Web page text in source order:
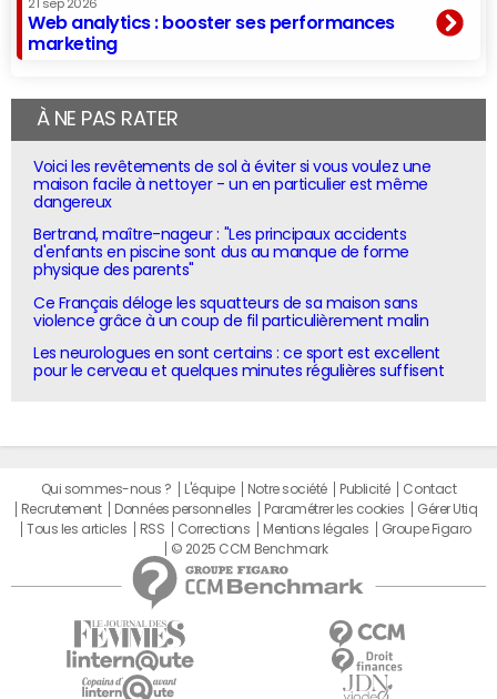
21 sep 2026
Web analytics : booster ses performances
marketing
À NE PAS RATER
Voici les revêtements de sol à éviter si vous voulez une
maison facile à nettoyer - un en particulier est même
dangereux
Bertrand, maître-nageur : "Les principaux accidents
d'enfants en piscine sont dus au manque de forme
physique des parents"
Ce Français déloge les squatteurs de sa maison sans
violence grâce à un coup de fil particulièrement malin
Les neurologues en sont certains : ce sport est excellent
pour le cerveau et quelques minutes régulières suffisent
Qui sommes-nous ? L'équipe Notre société Publicité
Contact
Recrutement
Données personnelles Paramétrer les cookies
Gérer Utiq
Tous les articles
RSS Corrections Mentions légales
Groupe Figaro
© 2025 CCM Benchmark